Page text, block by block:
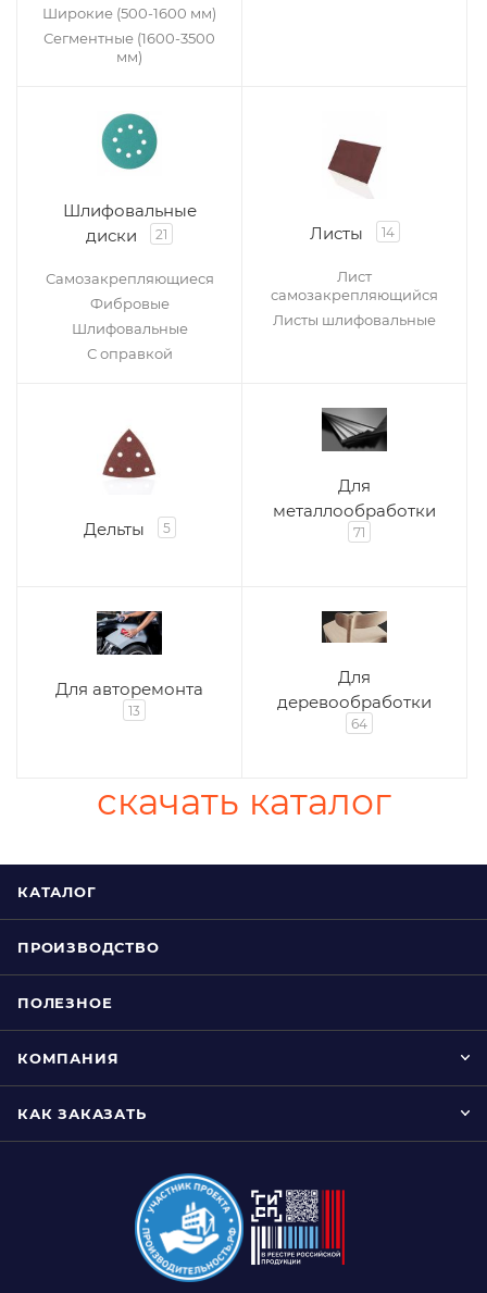
Широкие (500-1600 мм)
Сегментные (1600-3500
мм)
Шлифовальные
диски
21
Самозакрепляющиеся
Фибровые
Шлифовальные
С оправкой
Листы 14
Лист
самозакрепляющийся
Листы шлифовальные
Дельты 5
Для
металлообработки
71
Для авторемонта
13
Для
деревообработки
64
скачать каталог
КАТАЛОГ
ПРОИЗВОДСТВО
ПОЛЕЗНОЕ
КОМПАНИЯ
КАК ЗАКАЗАТЬ